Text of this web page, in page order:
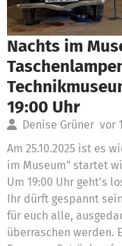
Nachts im
19:00 Uhr
Denise Grüner vor
Am 25.10.2025 ist es
im Museum" startet
Um 19:00 Uhr geht's
Ihr dürft gespannt
für euch alle,
überraschen werden.